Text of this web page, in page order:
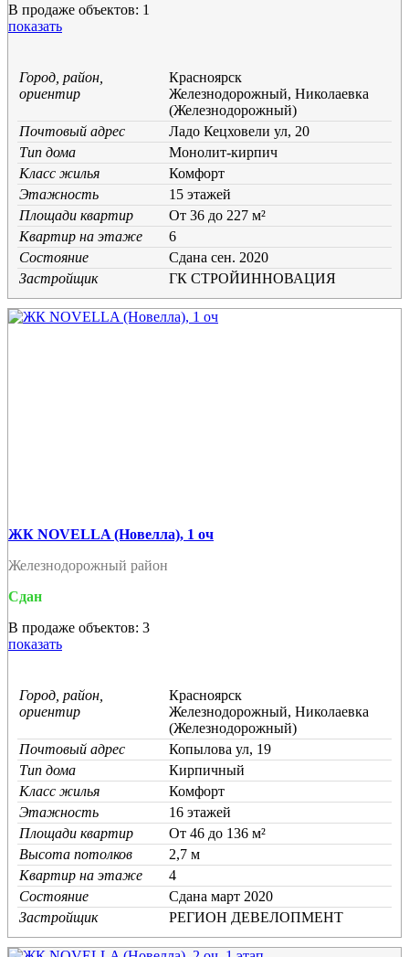
В продаже объектов: 1
показать
Город, район,
ориентир
Красноярск
Железнодорожный, Николаевка
(Железнодорожный)
Почтовый адрес
Ладо Кецховели ул, 20
Тип дома
Монолит-кирпич
Класс жилья
Комфорт
Этажность
15 этажей
Площади квартир
От 36 до 227 м²
Квартир на этаже
6
Состояние
Cдана сен. 2020
Застройщик
ГК СТРОЙИННОВАЦИЯ
ЖК NOVELLA (Новелла), 1 оч
Железнодорожный район
Сдан
В продаже объектов: 3
показать
Город, район,
ориентир
Красноярск
Железнодорожный, Николаевка
(Железнодорожный)
Почтовый адрес
Копылова ул, 19
Тип дома
Кирпичный
Класс жилья
Комфорт
Этажность
16 этажей
Площади квартир
От 46 до 136 м²
Высота потолков
2,7 м
Квартир на этаже
4
Состояние
Cдана март 2020
Застройщик
РЕГИОН ДЕВЕЛОПМЕНТ